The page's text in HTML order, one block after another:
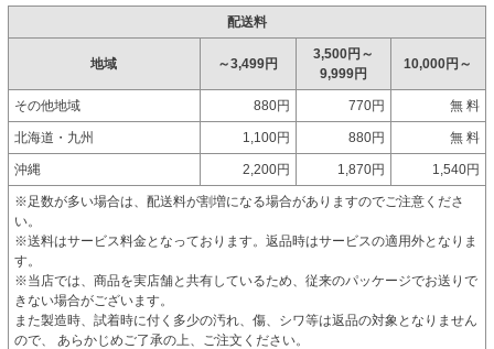
配送料
地域 ～3,499円
3,500円～
9,999円
10,000円～
その他地域 880円 770円 無 料
北海道・九州 1,100円 880円 無 料
沖縄 2,200円 1,870円 1,540円
※足数が多い場合は、配送料が割増になる場合がありますのでご注意くださ
い。
※送料はサービス料金となっております。返品時はサービスの適用外となりま
す。
※当店では、商品を実店舗と共有しているため、従来のパッケージでお送りで
きない場合がございます。
また製造時、試着時に付く多少の汚れ、傷、シワ等は返品の対象となりません
ので、 あらかじめご了承の上、ご注文ください。